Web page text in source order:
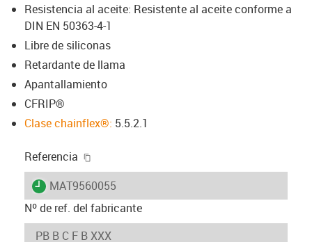
Resistencia al aceite: Resistente al aceite conforme a
DIN EN 50363-4-1
Libre de siliconas
Retardante de llama
Apantallamiento
CFRIP®
Clase chainflex®: 5.5.2.1
Referencia
igus-icon-lieferzeit
MAT9560055
Nº de ref. del fabricante